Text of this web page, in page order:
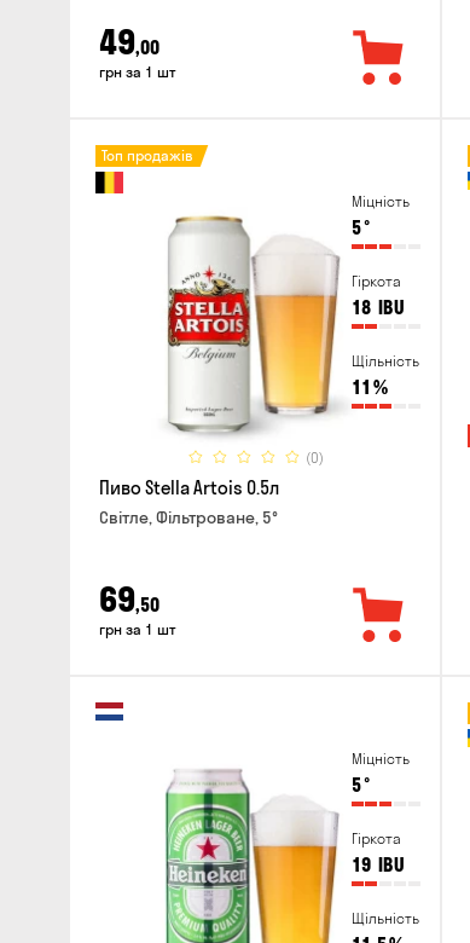
49,00
грн за 1 шт
Міцність
5°
Гіркота
18 IBU
Щільність
11 %
(0)
Топ продажів
Пиво Stella Artois 0.5л
Світле, Фільтроване, 5°
69,50
грн за 1 шт
Міцність
5°
Гіркота
19 IBU
Щільність